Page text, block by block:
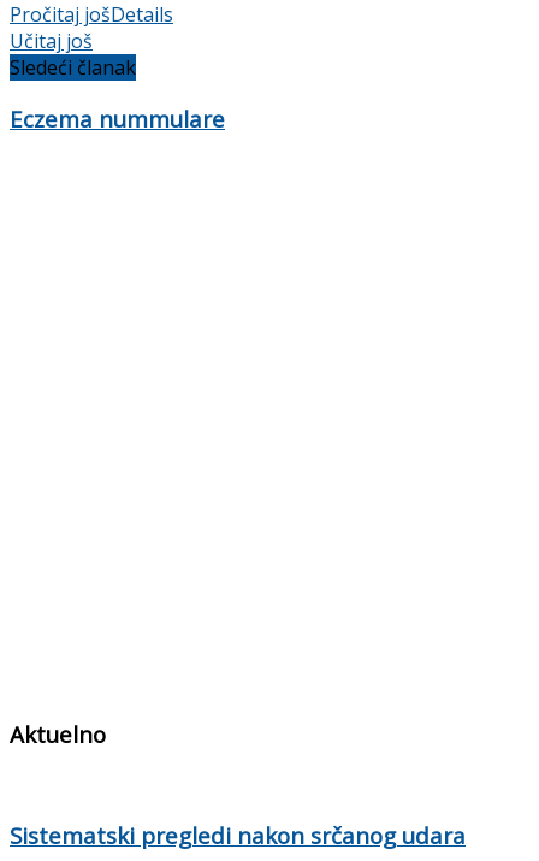
Pročitaj jošDetails
Učitaj još
Sledeći članak
Eczema nummulare
Aktuelno
Sistematski pregledi nakon srčanog udara